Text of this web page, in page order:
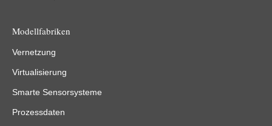
Modellfabriken
Vernetzung
Virtualisierung
Smarte Sensorsysteme
Prozessdaten